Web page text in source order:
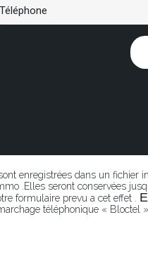
enregistrées dans un fichier
.Elles seront conservées
formulaire prevu a cet effet .
téléphonique « Bloctel